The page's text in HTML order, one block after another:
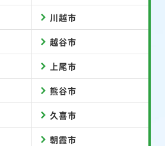
川越市
越谷市
上尾市
熊谷市
久喜市
朝霞市